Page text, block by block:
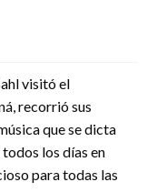
visitó el
recorrió sus
que se dicta
los días en
para todas las